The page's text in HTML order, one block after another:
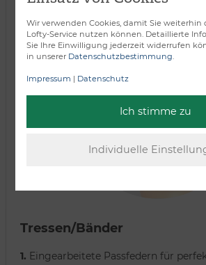
Tressen/Bänder
1. Eingearbeitete Passfedern für
Wir verwenden Cookies, damit Sie
Lofty-Service nutzen können. Detaillierte
Sie Ihre Einwilligung jederzeit widerrufen
in unserer Datenschutzbestimmung.
Impressum | Datenschutz
Ich stimme zu